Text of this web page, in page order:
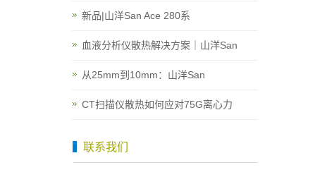
新品|山洋San Ace 280系
血液分析仪散热解决方案｜山洋San
从25mm到10mm：山洋San
CT扫描仪散热如何应对75G离心力
联系我们